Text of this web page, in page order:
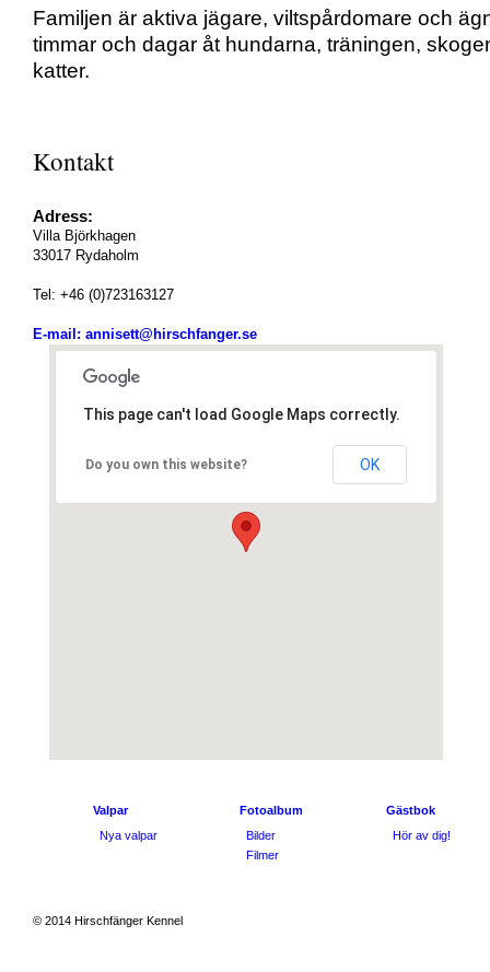
Familjen är aktiva jägare, viltspårdomare och
timmar och dagar åt hundarna, träningen,
katter.
Kontakt
Adress:
Villa Björkhagen
33017 Rydaholm
Tel: +46 (0)723163127
E-mail: annisett@hirschfanger.se
This page can't load Google Maps correctly.
Do you own this website? OK
Valpar
Nya valpar
Fotoalbum
Bilder
Filmer
Gästbok
Hör av dig!
© 2014 Hirschfänger Kennel